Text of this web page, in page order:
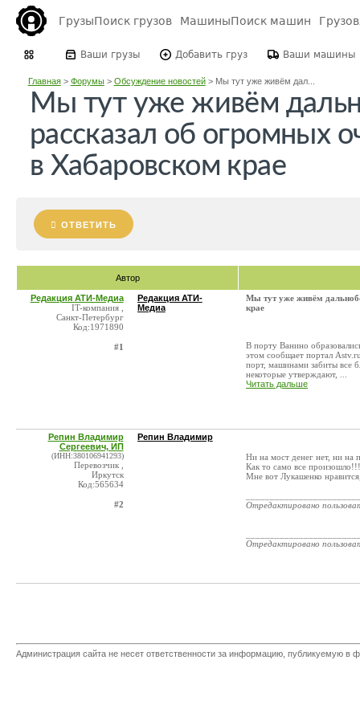
ГрузыПоиск грузов МашиныПоиск машин
Ваши грузы Добавить груз Ваши машины
Главная> Форумы> Обсуждение новостей> Мы тут уже живём дал...
Мы тут уже живём
рассказал об огромных
в Хабаровском крае
ОТВЕТИТЬ
Автор
Редакция АТИ-Медиа
IT-компания ,
Санкт-Петербург
Код:1971890
#1
Редакция АТИ-
Медиа
Мы тут уже живём
крае
В порту Ванино
этом сообщает портал
порт, машинами забиты все
некоторые утверждают, ...
Читать дальше
Репин Владимир
Сергеевич, ИП
(ИНН:380106941293)
Перевозчик ,
Иркутск
Код:565634
#2
Репин Владимир
Ни на мост денег нет, ни на
Как то само все
Мне вот Лукашенко
Отредактировано
Отредактировано
Администрация сайта не несет ответственности за информацию, публикуемую